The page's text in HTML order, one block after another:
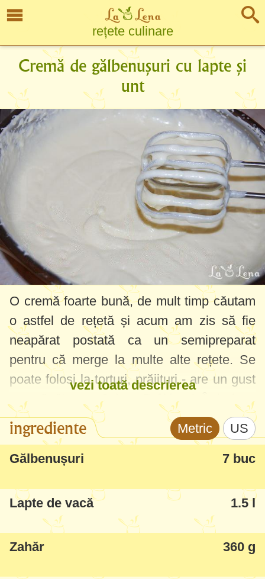
rețete culinare
Cremă de gălbenușuri cu lapte și
unt
O cremă foarte bună, de mult timp căutam
o astfel de rețetă și acum am zis să fie
neapărat postată ca un semipreparat
pentru că merge la multe alte rețete. Se
poate folosi la torturi, prăjituri - are un gust
asemănător cu Crème Brûlée-ul. Îmi place
că nu este curgătoare, se ține bine pe tort,
nu trebuie s-o "prind" ceea ce am pățit cu
alte creme - la fel nu are un gust din acela
regulă, eu zic că este o cremă perfectă.
vezi toată descrierea
ingrediente Metric US
Gălbenușuri 7 buc
Lapte de vacă 1.5 l
Zahăr 360 g